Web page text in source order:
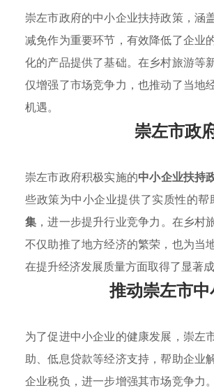
崇左市政府的中小企业扶持政策，涵
减免作为重要环节，有效降低了企业
化的产品提供了基础。在乡村旅游等
仅增强了市场竞争力，也推动了当地
机遇。
崇左市政
崇左市政府积极实施的中小企业扶持
些政策为中小企业提供了实质性的
集 ，进一步提升行业竞争力。在乡
不仅助推了地方经济的繁荣，也为当
在提升经济发展质量方面取得了显著成
推动崇左市
为了促进中小企业的健康发展，崇左
助、低息贷款等经济支持，帮助企业
企业税负，进一步增强其市场竞争力